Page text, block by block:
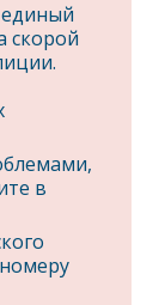
скорой
в